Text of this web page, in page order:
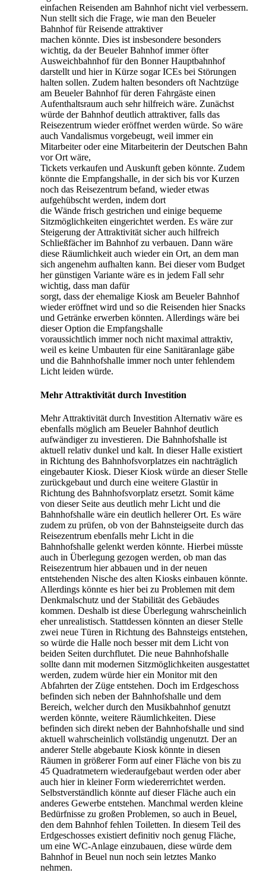
einfachen Reisenden am Bahnhof nicht viel verbessern.
Nun stellt sich die Frage, wie man den Beueler
Bahnhof für Reisende attraktiver
machen könnte. Dies ist insbesondere besonders
wichtig, da der Beueler Bahnhof immer öfter
Ausweichbahnhof für den Bonner Hauptbahnhof
darstellt und hier in Kürze sogar ICEs bei Störungen
halten sollen. Zudem halten besonders oft Nachtzüge
am Beueler Bahnhof für deren Fahrgäste einen
Aufenthaltsraum auch sehr hilfreich wäre. Zunächst
würde der Bahnhof deutlich attraktiver, falls das
Reisezentrum wieder eröffnet werden würde. So wäre
auch Vandalismus vorgebeugt, weil immer ein
Mitarbeiter oder eine Mitarbeiterin der Deutschen Bahn
vor Ort wäre,
Tickets verkaufen und Auskunft geben könnte. Zudem
könnte die Empfangshalle, in der sich bis vor Kurzen
noch das Reisezentrum befand, wieder etwas
aufgehübscht werden, indem dort
die Wände frisch gestrichen und einige bequeme
Sitzmöglichkeiten eingerichtet werden. Es wäre zur
Steigerung der Attraktivität sicher auch hilfreich
Schließfächer im Bahnhof zu verbauen. Dann wäre
diese Räumlichkeit auch wieder ein Ort, an dem man
sich angenehm aufhalten kann. Bei dieser vom Budget
her günstigen Variante wäre es in jedem Fall sehr
wichtig, dass man dafür
sorgt, dass der ehemalige Kiosk am Beueler Bahnhof
wieder eröffnet wird und so die Reisenden hier Snacks
und Getränke erwerben könnten. Allerdings wäre bei
dieser Option die Empfangshalle
voraussichtlich immer noch nicht maximal attraktiv,
weil es keine Umbauten für eine Sanitäranlage gäbe
und die Bahnhofshalle immer noch unter fehlendem
Licht leiden würde.
Mehr Attraktivität durch Investition
Mehr Attraktivität durch Investition Alternativ wäre es
ebenfalls möglich am Beueler Bahnhof deutlich
aufwändiger zu investieren. Die Bahnhofshalle ist
aktuell relativ dunkel und kalt. In dieser Halle existiert
in Richtung des Bahnhofsvorplatzes ein nachträglich
eingebauter Kiosk. Dieser Kiosk würde an dieser Stelle
zurückgebaut und durch eine weitere Glastür in
Richtung des Bahnhofsvorplatz ersetzt. Somit käme
von dieser Seite aus deutlich mehr Licht und die
Bahnhofshalle wäre ein deutlich hellerer Ort. Es wäre
zudem zu prüfen, ob von der Bahnsteigseite durch das
Reisezentrum ebenfalls mehr Licht in die
Bahnhofshalle gelenkt werden könnte. Hierbei müsste
auch in Überlegung gezogen werden, ob man das
Reisezentrum hier abbauen und in der neuen
entstehenden Nische des alten Kiosks einbauen könnte.
Allerdings könnte es hier bei zu Problemen mit dem
Denkmalschutz und der Stabilität des Gebäudes
kommen. Deshalb ist diese Überlegung wahrscheinlich
eher unrealistisch. Stattdessen könnten an dieser Stelle
zwei neue Türen in Richtung des Bahnsteigs entstehen,
so würde die Halle noch besser mit dem Licht von
beiden Seiten durchflutet. Die neue Bahnhofshalle
sollte dann mit modernen Sitzmöglichkeiten ausgestattet
werden, zudem würde hier ein Monitor mit den
Abfahrten der Züge entstehen. Doch im Erdgeschoss
befinden sich neben der Bahnhofshalle und dem
Bereich, welcher durch den Musikbahnhof genutzt
werden könnte, weitere Räumlichkeiten. Diese
befinden sich direkt neben der Bahnhofshalle und sind
aktuell wahrscheinlich vollständig ungenutzt. Der an
anderer Stelle abgebaute Kiosk könnte in diesen
Räumen in größerer Form auf einer Fläche von bis zu
45 Quadratmetern wiederaufgebaut werden oder aber
auch hier in kleiner Form wiedererrichtet werden.
Selbstverständlich könnte auf dieser Fläche auch ein
anderes Gewerbe entstehen. Manchmal werden kleine
Bedürfnisse zu großen Problemen, so auch in Beuel,
den dem Bahnhof fehlen Toiletten. In diesem Teil des
Erdgeschosses existiert definitiv noch genug Fläche,
um eine WC-Anlage einzubauen, diese würde dem
Bahnhof in Beuel nun noch sein letztes Manko
nehmen.